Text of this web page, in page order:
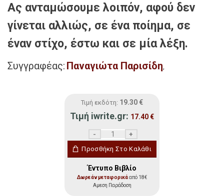
Ας ανταμώσουμε λοιπόν, αφού δεν
γίνεται αλλιώς, σε ένα ποίημα, σε
έναν στίχο, έστω και σε μία λέξη.
Συγγραφέας: Παναγιώτα Παρισίδη,
Τιμή εκδότη: 19.30 €
Τιμή iwrite.gr: 17.40€
Προσθήκη Στο Καλάθι
Έντυπο Βιβλίο
Δωρεάν μεταφορικάαπό 18€
Αμεση Παράδοση